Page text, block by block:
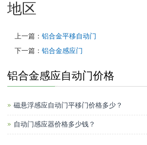
地区
上一篇： 铝合金平移自动门
下一篇： 铝合金感应门
铝合金感应自动门价格
磁悬浮感应自动门平移门价格多少？
自动门感应器价格多少钱？